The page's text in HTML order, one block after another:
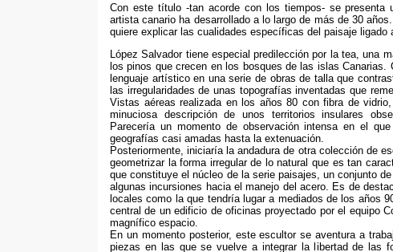
Con este título -tan acorde con los tiempos- se presenta
artista canario ha desarrollado a lo largo de más de 30
quiere explicar las cualidades específicas del paisaje ligado
López Salvador tiene especial predilección por la tea, una
los pinos que crecen en los bosques de las islas
lenguaje artístico en una serie de obras de talla que
las irregularidades de unas topografías inventadas que
Vistas aéreas realizada en los años 80 con fibra de
minuciosa descripción de unos territorios insulares
Parecería un momento de observación intensa en el
geografías casi amadas hasta la extenuación.
Posteriormente, iniciaría la andadura de otra colección de
geometrizar la forma irregular de lo natural que es tan
que constituye el núcleo de la serie paisajes, un conjunto
algunas incursiones hacia el manejo del acero. Es de
locales como la que tendría lugar a mediados de los años
central de un edificio de oficinas proyectado por el equipo
magnífico espacio.
En un momento posterior, este escultor se aventura a
piezas en las que se vuelve a integrar la libertad de las